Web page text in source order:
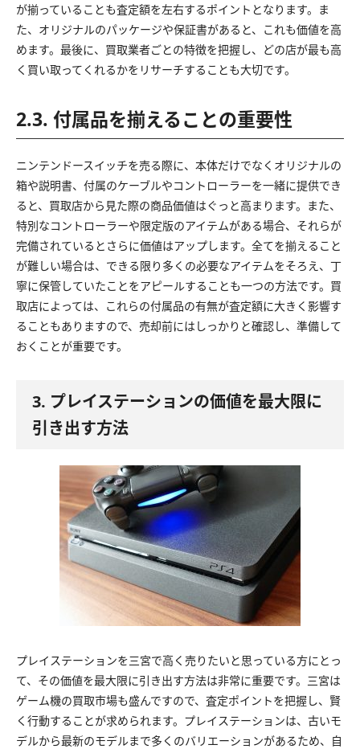
が揃っていることも査定額を左右するポイントとなります。ま
た、オリジナルのパッケージや保証書があると、これも価値を高
めます。最後に、買取業者ごとの特徴を把握し、どの店が最も高
く買い取ってくれるかをリサーチすることも大切です。
2.3. 付属品を揃えることの重要性
ニンテンドースイッチを売る際に、本体だけでなくオリジナルの
箱や説明書、付属のケーブルやコントローラーを一緒に提供でき
ると、買取店から見た際の商品価値はぐっと高まります。また、
特別なコントローラーや限定版のアイテムがある場合、それらが
完備されているとさらに価値はアップします。全てを揃えること
が難しい場合は、できる限り多くの必要なアイテムをそろえ、丁
寧に保管していたことをアピールすることも一つの方法です。買
取店によっては、これらの付属品の有無が査定額に大きく影響す
ることもありますので、売却前にはしっかりと確認し、準備して
おくことが重要です。
3. プレイステーションの価値を最大限に
引き出す方法
プレイステーションを三宮で高く売りたいと思っている方にとっ
て、その価値を最大限に引き出す方法は非常に重要です。三宮は
ゲーム機の買取市場も盛んですので、査定ポイントを把握し、賢
く行動することが求められます。プレイステーションは、古いモ
デルから最新のモデルまで多くのバリエーションがあるため、自